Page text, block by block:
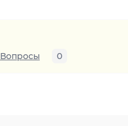
Вопросы 0